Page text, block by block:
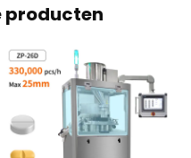
producten